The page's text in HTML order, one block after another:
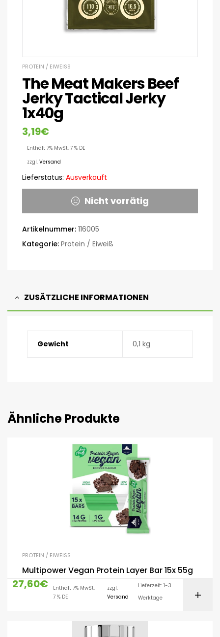
PROTEIN / EIWEISS
The Meat Makers Beef
Jerky Tactical Jerky
1x40g
3,19€
Enthält 7% MwSt. 7 % DE
zzgl. Versand
Lieferstatus: Ausverkauft
Nicht vorrätig
Artikelnummer: 116005
Kategorie: Protein / Eiweiß
ZUSÄTZLICHE INFORMATIONEN
Gewicht 0,1 kg
Ähnliche Produkte
PROTEIN / EIWEISS
Multipower Vegan Protein Layer Bar 15x 55g
27,60€
Enthält 7% MwSt.
7 % DE
zzgl.
Versand
Lieferzeit: 1-3
Werktage